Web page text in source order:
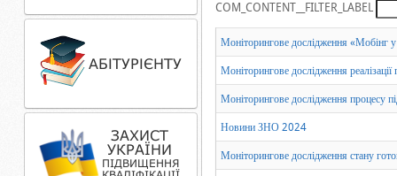
COM_CONTENT__FILTER_LABEL
Моніторингове дослідження «Мобінг у
Моніторингове дослідження реалізації
Моніторингове дослідження процесу
Новини ЗНО 2024
Моніторингове дослідження стану